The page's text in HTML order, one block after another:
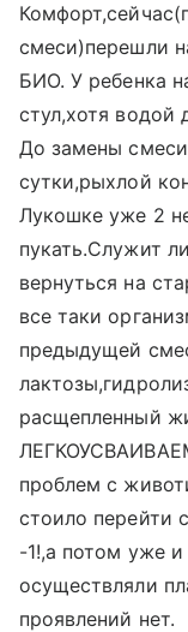
смеси)перешли
БИО. У ребенка
стул,хотя
До замены
сутки,рыхлой
Лукошке уже 2
пукать.Служит
вернуться на
все таки
предыдущей
расщепленный
проблем с
стоило перейти
-1!,а потом уже
осуществляли
проявлений нет.